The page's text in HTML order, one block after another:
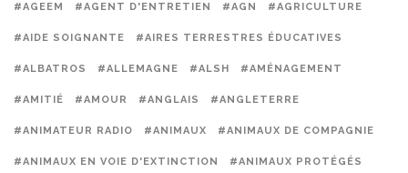
#AGEEM #AGENT D'ENTRETIEN #AGN #AGRICULTURE
#AIDE SOIGNANTE #AIRES TERRESTRES ÉDUCATIVES
#ALBATROS #ALLEMAGNE #ALSH #AMÉNAGEMENT
#AMITIÉ #AMOUR #ANGLAIS #ANGLETERRE
#ANIMATEUR RADIO #ANIMAUX #ANIMAUX DE COMPAGNIE
#ANIMAUX EN VOIE D'EXTINCTION #ANIMAUX PROTÉGÉS